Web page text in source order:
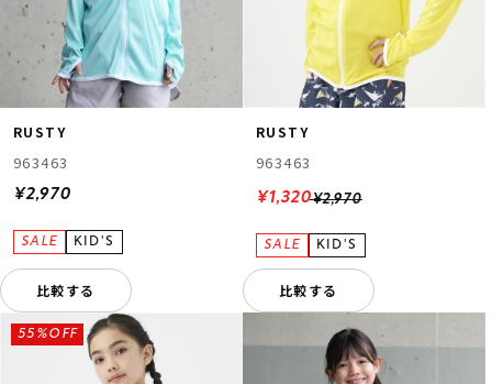
RUSTY
963463
¥2,970
比較する
RUSTY
963463
¥2,970
¥1,320
比較する
55%OFF